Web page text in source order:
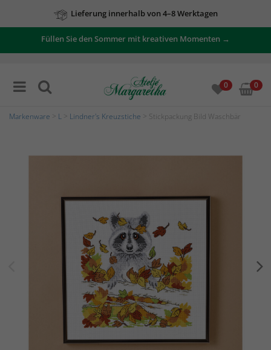
Lieferung innerhalb von 4–8 Werktagen
Füllen Sie den Sommer mit kreativen Momenten →
0 0
Markenware L Lindner's Kreuzstiche > Stickpackung Bild Waschbär